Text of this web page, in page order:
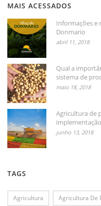
MAIS ACESSADOS
Informações e
Donmario
abril 11, 2018
Qual a
sistema de
maio 18, 2018
Agricultura de
implementação
junho 13, 2018
TAGS
Agricultura Agricultura De